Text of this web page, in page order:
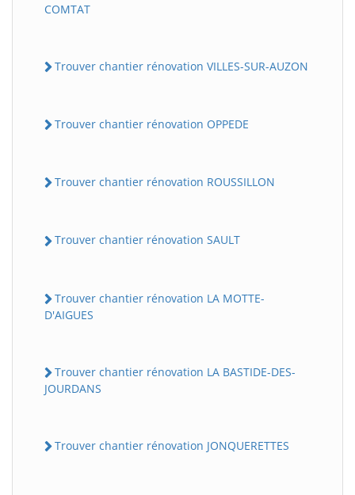
COMTAT
Trouver chantier rénovation VILLES-SUR-AUZON
Trouver chantier rénovation OPPEDE
Trouver chantier rénovation ROUSSILLON
Trouver chantier rénovation SAULT
Trouver chantier rénovation LA MOTTE-
D'AIGUES
Trouver chantier rénovation LA BASTIDE-DES-
JOURDANS
Trouver chantier rénovation JONQUERETTES